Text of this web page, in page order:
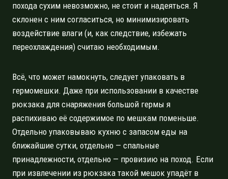
похода сухим невозможно, не стоит и надеяться. Я
склонен с ним согласиться, но минимизировать
воздействие влаги (и, как следствие, избежать
переохлаждения) считаю необходимым.
Всё, что может намокнуть, следует упаковать в
гермомешки. Даже при использовании в качестве
рюкзака для снаряжения большой гермы я
распихиваю её содержимое по мешкам поменьше.
Отдельно упаковываю кухню с запасом еды на
ближайшие сутки, отдельно — спальные
принадлежности, отдельно — провизию на поход. Если
при извлечении из рюкзака такой мешок упадёт в